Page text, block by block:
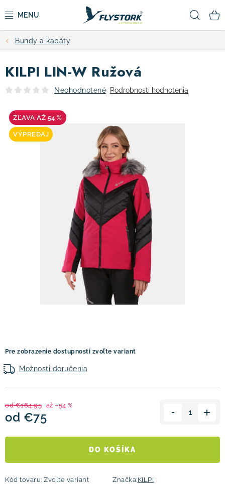
na
CYKLISTIKA
ZIMNÉ ŠPORTY
OBLEČENIE A TOPÁNKY
Obchodné podmienky
Doprava a platba
Moja objednávka
Kontakty Slovenčina
Bundy a kabáty
Pre zobrazenie dostupnosti zvoľte variant
Možnosti doručenia
od €164,95 až –54 %
od €75
DO KOŠÍKA
Kód tovaru: Zvoľte variant Značka:KILPI
KILPI LIN-W Ružová
Neohodnotené Podrobnosti hodnotenia
AŽ 54 %
VÝPREDAJ